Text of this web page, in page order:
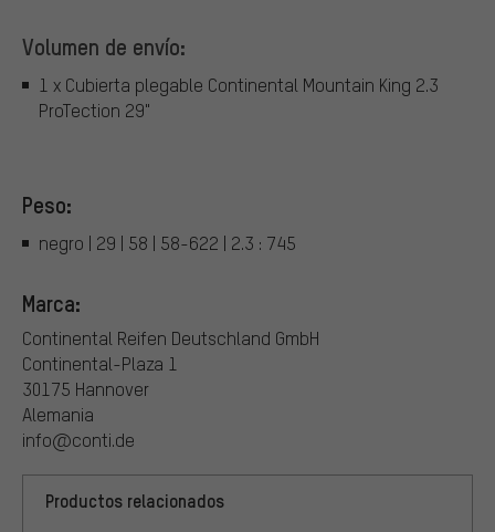
Volumen de envío:
1 x Cubierta plegable Continental Mountain King 2.3
ProTection 29"
Peso:
negro | 29 | 58 | 58-622 | 2.3 : 745
Marca:
Continental Reifen Deutschland GmbH
Continental-Plaza 1
30175 Hannover
Alemania
info@conti.de
Productos relacionados